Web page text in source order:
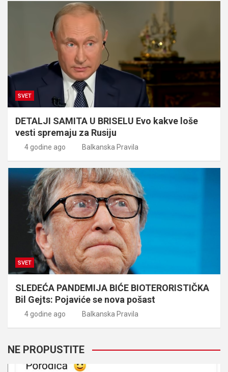
SVET
DETALJI SAMITA U BRISELU Evo kakve loše
vesti spremaju za Rusiju
4 godine ago Balkanska Pravila
SVET
SLEDEĆA PANDEMIJA BIĆE BIOTERORISTIČKA
Bil Gejts: Pojaviće se nova pošast
4 godine ago Balkanska Pravila
NE PROPUSTITE